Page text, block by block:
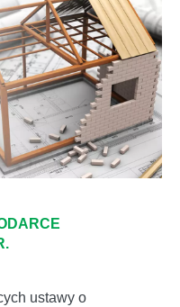
ustawy o